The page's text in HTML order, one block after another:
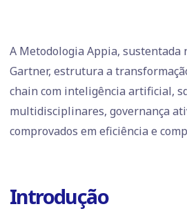
A Metodologia Appia, sustentada
Gartner, estrutura a
chain com inteligência artificial,
multidisciplinares, governança
comprovados em eficiência e
Introdução